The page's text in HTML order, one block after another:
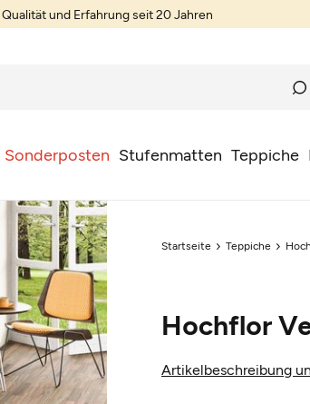
Qualität und Erfahrung seit 20 Jahren
Sonderposten Stufenmatten Teppiche
Startseite Teppiche
Hochflor
Artikelbeschreibung